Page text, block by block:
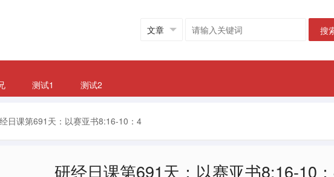
搜
测试1 测试2
日课第691天：以赛亚书8:16-10：4
研经日课第691天：以赛亚书8:16-10